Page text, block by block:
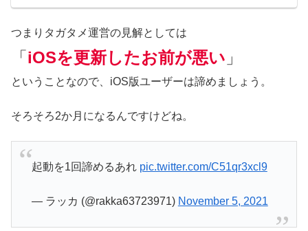
つまりタガタメ運営の見解としては
「iOSを更新したお前が悪い 」
ということなので、iOS版ユーザーは諦めましょう。
そろそろ2か月になるんですけどね。
起動を1回諦めるあれ pic.twitter.com/C51qr3xcl9
— ラッカ (@rakka63723971) November 5, 2021